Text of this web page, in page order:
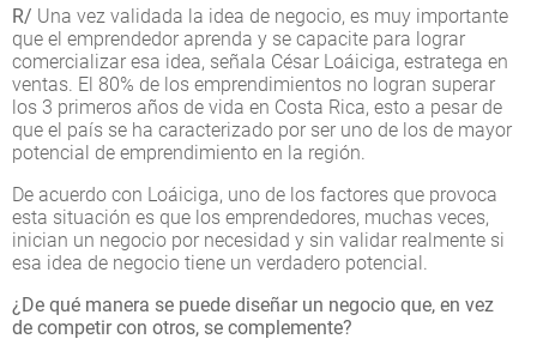
R/ Una vez validada la idea de negocio, es muy importante
que el emprendedor aprenda y se capacite para lograr
comercializar esa idea, señala César Loáiciga, estratega en
ventas. El 80% de los emprendimientos no logran superar
los 3 primeros años de vida en Costa Rica, esto a pesar de
que el país se ha caracterizado por ser uno de los de mayor
potencial de emprendimiento en la región.
De acuerdo con Loáiciga, uno de los factores que provoca
esta situación es que los emprendedores, muchas veces,
inician un negocio por necesidad y sin validar realmente si
esa idea de negocio tiene un verdadero potencial.
¿De qué manera se puede diseñar un negocio que, en vez
de competir con otros, se complemente?